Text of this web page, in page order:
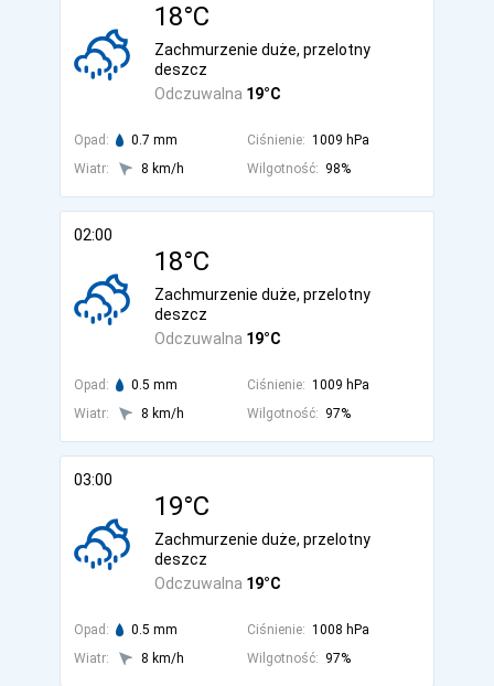
18°C
Odczuwalna 19°C
Zachmurzenie duże, przelotny
deszcz
Opad: 0.7 mm Ciśnienie: 1009 hPa
Wiatr:
8 km/h Wilgotność: 98%
02:00
18°C
Odczuwalna 19°C
Zachmurzenie duże, przelotny
deszcz
Opad: 0.5 mm Ciśnienie: 1009 hPa
Wiatr:
8 km/h Wilgotność: 97%
03:00
19°C
Odczuwalna 19°C
Zachmurzenie duże, przelotny
deszcz
Opad: 0.5 mm Ciśnienie: 1008 hPa
Wiatr:
8 km/h Wilgotność: 97%